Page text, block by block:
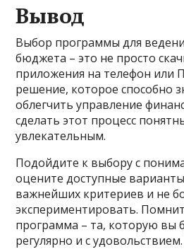
Вывод
Выбор программы для
бюджета – это не просто
приложения на телефон или
решение, которое способно
облегчить управление
сделать этот процесс
увлекательным.
Подойдите к выбору с
оцените доступные
важнейших критериев и не
экспериментировать.
программа – та, которую вы
регулярно и с удовольствием.